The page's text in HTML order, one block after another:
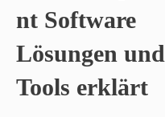
nt Software
Lösungen und
Tools erklärt